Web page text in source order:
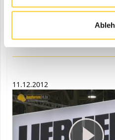
Liebherrs Mining Division stellt in
Überwachungssystem für die
11.12.2012